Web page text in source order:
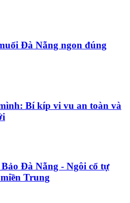
Đà Nẵng ngon đúng
Bí kíp vi vu an toàn và
Đà Nẵng - Ngôi cổ tự
Trung